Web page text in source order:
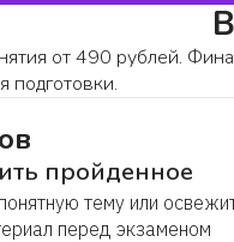
от 490 рублей.
подготовки.
пройденное
тему или
перед экзаменом